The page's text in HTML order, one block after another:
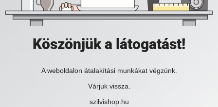
Köszönjük a látogatást!
A weboldalon átalakítási munkákat végzünk.
Várjuk vissza.
szilvishop.hu